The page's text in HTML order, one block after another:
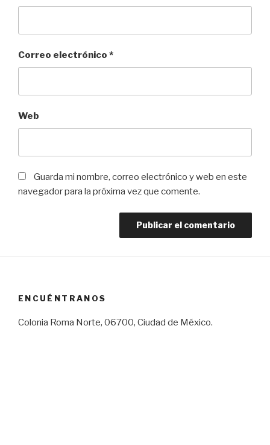
Correo electrónico *
Web
Guarda mi nombre, correo electrónico y web en este
navegador para la próxima vez que comente.
ENCUÉNTRANOS
Colonia Roma Norte, 06700, Ciudad de México.